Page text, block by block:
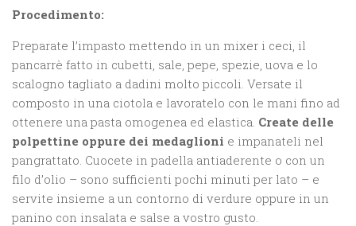
Procedimento:
Preparate l’impasto mettendo in un mixer i ceci, il
pancarrè fatto in cubetti, sale, pepe, spezie, uova e lo
scalogno tagliato a dadini molto piccoli. Versate il
composto in una ciotola e lavoratelo con le mani fino ad
ottenere una pasta omogenea ed elastica. Create delle
polpettine oppure dei medaglioni e impanateli nel
pangrattato. Cuocete in padella antiaderente o con un
filo d’olio – sono sufficienti pochi minuti per lato – e
servite insieme a un contorno di verdure oppure in un
panino con insalata e salse a vostro gusto.